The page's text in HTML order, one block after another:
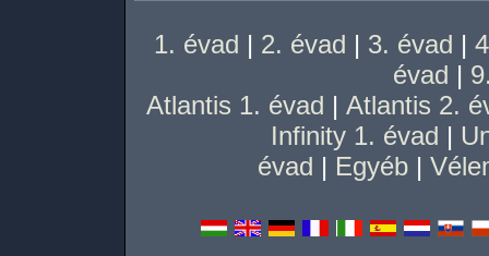
1. évad | 2. évad | 3. évad |
évad |
Atlantis 1. évad | Atlantis 2.
Infinity 1. évad |
évad | Egyéb|